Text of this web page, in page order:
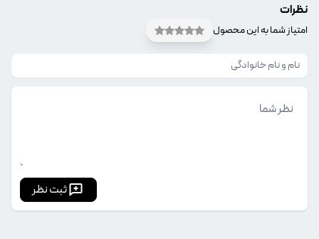
نظرات
امتیاز شما به این محصول
ثبت نظر